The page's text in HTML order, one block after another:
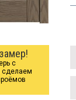
с
сделаем